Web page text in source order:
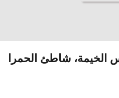
الخيمة، شاطئ الحمرا